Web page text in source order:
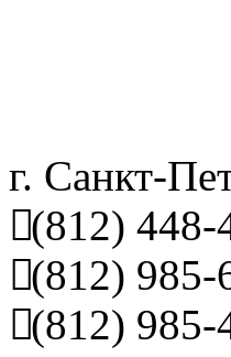
г. Санкт-
(812) 448-
(812) 985-
(812) 985-